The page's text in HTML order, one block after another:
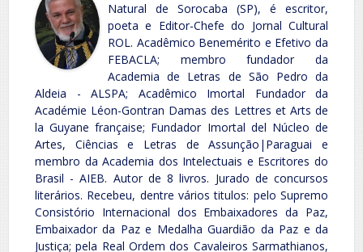
Natural de Sorocaba (SP), é escritor,
poeta e Editor-Chefe do Jornal Cultural
ROL. Acadêmico Benemérito e Efetivo da
FEBACLA; membro fundador da
Academia de Letras de São Pedro da
Aldeia - ALSPA; Acadêmico Imortal Fundador da
Académie Léon-Gontran Damas des Lettres et Arts de
la Guyane française; Fundador Imortal del Núcleo de
Artes, Ciências e Letras de Assunção|Paraguai e
membro da Academia dos Intelectuais e Escritores do
Brasil - AIEB. Autor de 8 livros. Jurado de concursos
literários. Recebeu, dentre vários titulos: pelo Supremo
Consistório Internacional dos Embaixadores da Paz,
Embaixador da Paz e Medalha Guardião da Paz e da
Justiça; pela Real Ordem dos Cavaleiros Sarmathianos,